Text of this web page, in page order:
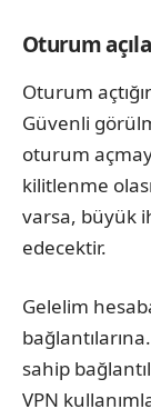
Oturum
Oturum
Güvenli
oturum
kilitlenme
varsa, büyük
edecektir.
Gelelim
sahip
VPN